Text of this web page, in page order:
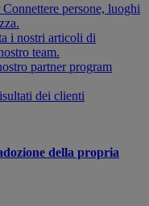
Connettere persone, luoghi
i nostri articoli di
team.
partner program
dei clienti
della propria